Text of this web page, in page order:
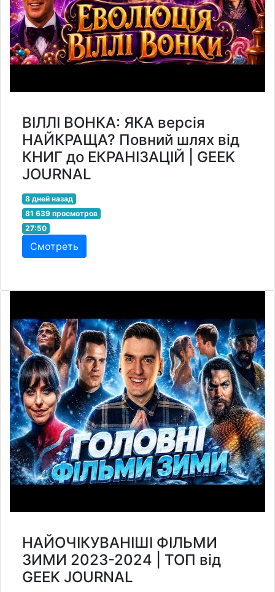
ВІЛЛІ ВОНКА: ЯКА версія
НАЙКРАЩА? Повний шлях від
КНИГ до ЕКРАНІЗАЦІЙ | GEEK
JOURNAL
8 дней назад
81 639 просмотров
27:50
Смотреть
НАЙОЧІКУВАНІШІ ФІЛЬМИ
ЗИМИ 2023-2024 | ТОП від
GEEK JOURNAL